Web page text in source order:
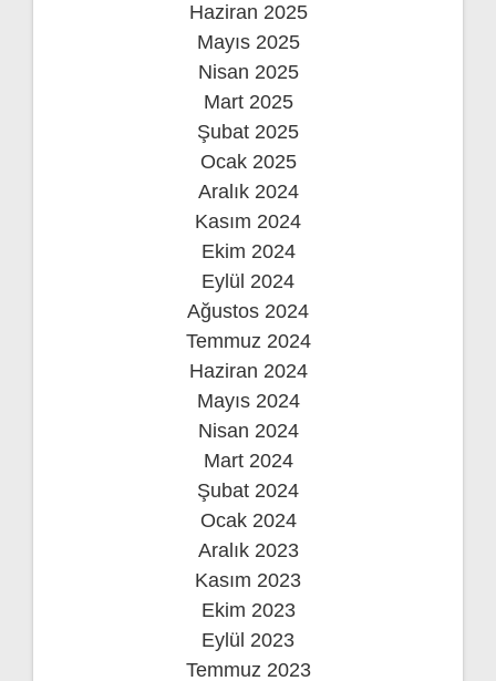
Haziran 2025
Mayıs 2025
Nisan 2025
Mart 2025
Şubat 2025
Ocak 2025
Aralık 2024
Kasım 2024
Ekim 2024
Eylül 2024
Ağustos 2024
Temmuz 2024
Haziran 2024
Mayıs 2024
Nisan 2024
Mart 2024
Şubat 2024
Ocak 2024
Aralık 2023
Kasım 2023
Ekim 2023
Eylül 2023
Temmuz 2023